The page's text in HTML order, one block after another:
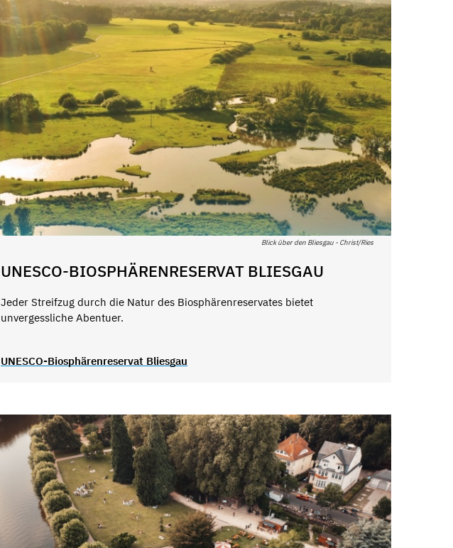
Blick über den Bliesgau - Christ/Ries
UNESCO-BIOSPHÄRENRESERVAT BLIESGAU
Jeder Streifzug durch die Natur des Biosphärenreservates bietet
unvergessliche Abentuer.
UNESCO-Biosphärenreservat Bliesgau